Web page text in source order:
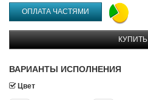
ОПЛАТА ЧАСТЯМИ
КУПИТЬ
ВАРИАНТЫ ИСПОЛНЕНИЯ
Цвет